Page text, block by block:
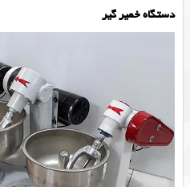
دستگاه خمیر گیر